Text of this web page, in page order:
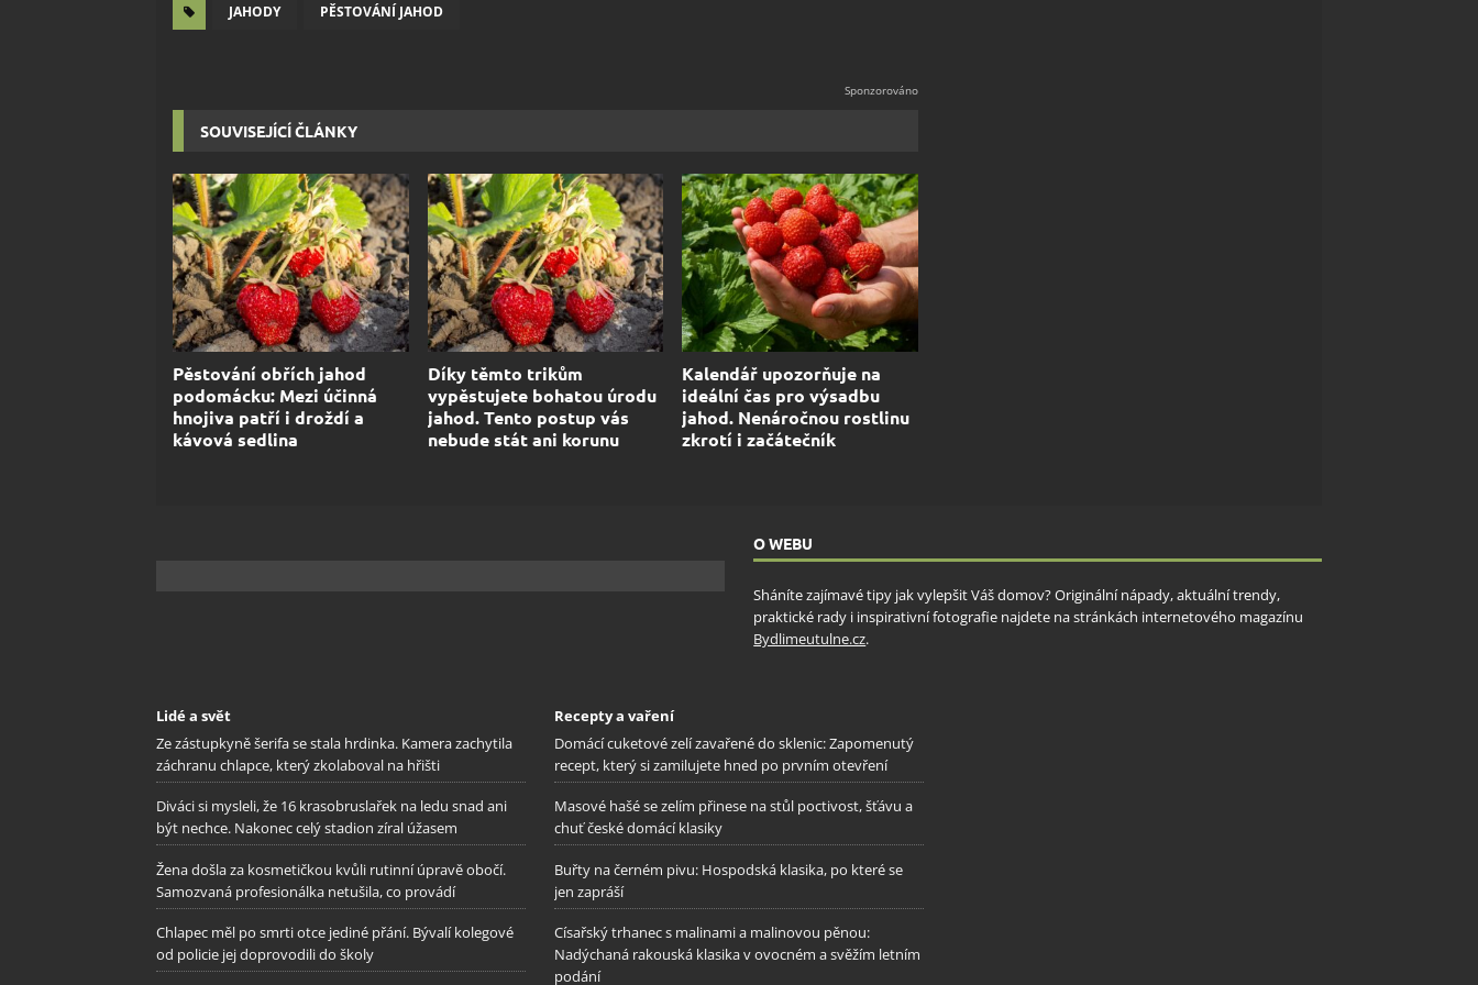
JAHODY PĚSTOVÁNÍ JAHOD
SOUVISEJÍCÍ ČLÁNKY
Pěstování obřích jahod
podomácku: Mezi účinná
hnojiva patří i droždí a
kávová sedlina
Díky těmto trikům
vypěstujete bohatou úrodu
jahod. Tento postup vás
nebude stát ani korunu
Kalendář upozorňuje na
ideální čas pro výsadbu
jahod. Nenáročnou rostlinu
zkrotí i začátečník
O WEBU
Sháníte zajímavé tipy jak vylepšit Váš domov? Originální nápady, aktuální trendy,
praktické rady i inspirativní fotografie najdete na stránkách internetového magazínu
Bydlimeutulne.cz.
Lidé a svět
Ze zástupkyně šerifa se stala hrdinka. Kamera zachytila
záchranu chlapce, který zkolaboval na hřišti
Diváci si mysleli, že 16 krasobruslařek na ledu snad ani
být nechce. Nakonec celý stadion zíral úžasem
Žena došla za kosmetičkou kvůli rutinní úpravě obočí.
Samozvaná profesionálka netušila, co provádí
Chlapec měl po smrti otce jediné přání. Bývalí kolegové
od policie jej doprovodili do školy
Recepty a vaření
Domácí cuketové zelí zavařené do sklenic: Zapomenutý
recept, který si zamilujete hned po prvním otevření
Masové hašé se zelím přinese na stůl poctivost, šťávu a
chuť české domácí klasiky
Buřty na černém pivu: Hospodská klasika, po které se
jen zapráší
Císařský trhanec s malinami a malinovou pěnou:
Nadýchaná rakouská klasika v ovocném a svěžím letním
podání